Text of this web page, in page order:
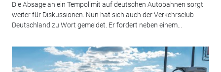
Die Absage an ein Tempolimit auf deutschen Autobahnen sorgt
weiter für Diskussionen. Nun hat sich auch der Verkehrsclub
Deutschland zu Wort gemeldet. Er fordert neben einem...